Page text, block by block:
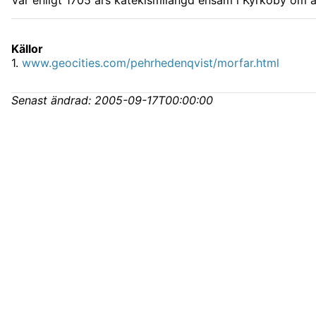
Källor
1. www.geocities.com/pehrhedenqvist/morfar.html
Senast ändrad: 2005-09-17T00:00:00